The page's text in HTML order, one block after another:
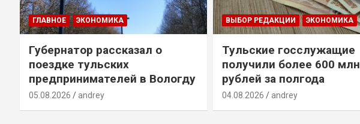
ГЛАВНОЕ ЭКОНОМИКА
Губернатор рассказал о
поездке тульских
предпринимателей в Вологду
05.08.2026 andrey
ВЫБОР РЕДАКЦИИ ЭКОНОМИКА
Тульские госслужащие
получили более 600 млн
рублей за полгода
04.08.2026 andrey